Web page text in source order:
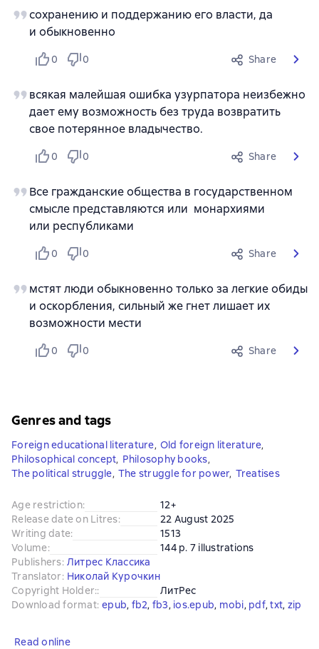
сохранению и поддержанию его власти, да
и обыкновенно
0 0 Share
всякая малейшая ошибка узурпатора неизбежно
дает ему возможность без труда возвратить
свое потерянное владычество.
0 0 Share
Все гражданские общества в государственном
смысле представляются или монархиями
или республиками
0 0 Share
мстят люди обыкновенно только за легкие обиды
и оскорбления, сильный же гнет лишает их
возможности мести
0 0 Share
Genres and tags
Foreign educational literature, Old foreign literature,
Philosophical concept, Philosophy books,
The political struggle, The struggle for power, Treatises
Age restriction:
12+
Release date on Litres:
22 August 2025
Writing date:
1513
Volume:
144 p. 7 illustrations
Publishers: Литрес Классика
Translator: Николай Курочкин
Copyright Holder::
ЛитРес
Download format: epub, fb2, fb3, ios.epub, mobi, pdf, txt, zip
Read online